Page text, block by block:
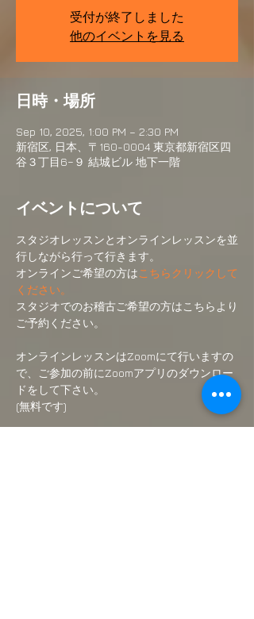
受付が終了しました
他のイベントを見る
日時・場所
Sep 10, 2025, 1:00 PM – 2:30 PM
新宿区, 日本、〒160-0004 東京都新宿区四
谷３丁目6−９ 結城ビル 地下一階
イベントについて
スタジオレッスンとオンラインレッスンを並
行しながら行って行きます。
オンラインご希望の方は こちらクリックして
ください。
スタジオでのお稽古ご希望の方はこちらより
ご予約ください。
オンラインレッスンはZoomにて行いますの
で、ご参加の前にZoomアプリのダウンロー
ドをして下さい。
(無料です)